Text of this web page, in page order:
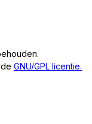
GNU/GPL licentie.